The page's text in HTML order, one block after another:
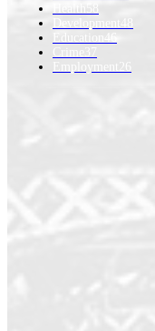
58
Development 48
Education46
Crime 37
Employment 26